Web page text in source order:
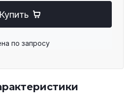
Купить
по запросу